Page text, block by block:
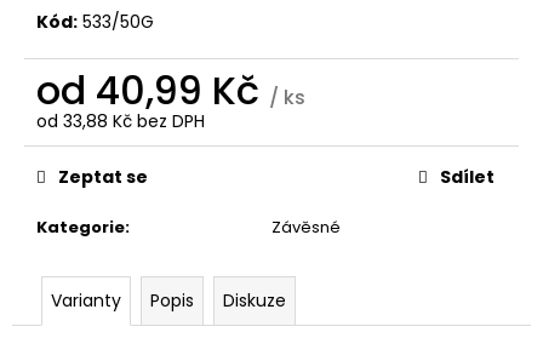
Kód: 533/50G
od 40,99 Kč / ks
od 33,88 Kč bez DPH
Měrná
cena:
Kategorie: Závěsné
Zeptat se Sdílet
Varianty Popis Diskuze
D
o
o